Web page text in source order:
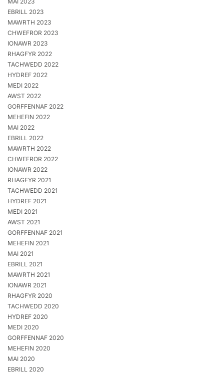
EBRILL 2023
MAWRTH 2023
CHWEFROR 2023
IONAWR 2023
RHAGFYR 2022
TACHWEDD 2022
HYDREF 2022
MEDI 2022
AWST 2022
GORFFENNAF 2022
MEHEFIN 2022
MAI 2022
EBRILL 2022
MAWRTH 2022
CHWEFROR 2022
IONAWR 2022
RHAGFYR 2021
TACHWEDD 2021
HYDREF 2021
MEDI 2021
AWST 2021
GORFFENNAF 2021
MEHEFIN 2021
MAI 2021
EBRILL 2021
MAWRTH 2021
IONAWR 2021
RHAGFYR 2020
TACHWEDD 2020
HYDREF 2020
MEDI 2020
GORFFENNAF 2020
MEHEFIN 2020
MAI 2020
EBRILL 2020